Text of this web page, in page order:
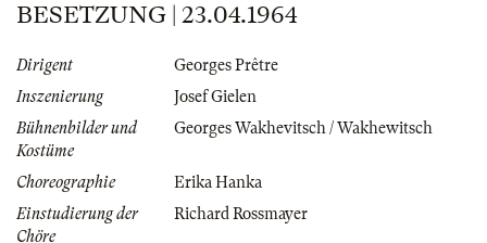
BESETZUNG | 23.04.1964
Dirigent
Georges Prêtre
Inszenierung
Josef Gielen
Bühnenbilder und
Kostüme
Georges Wakhevitsch / Wakhewitsch
Choreographie
Erika Hanka
Einstudierung der
Chöre
Richard Rossmayer